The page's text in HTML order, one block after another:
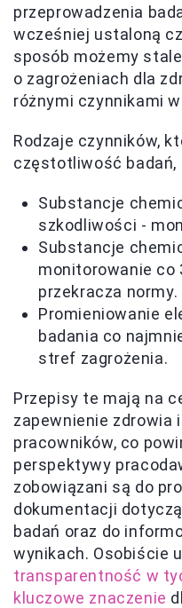
przeprowadzenia
wcześniej ustaloną
sposób możemy
o zagrożeniach dla
różnymi czynnikami
Rodzaje czynników,
częstotliwość badań,
Substancje
szkodliwości -
Substancje
monitorowanie co
przekracza normy.
Promieniowanie
badania co
stref zagrożenia.
Przepisy te mają na
zapewnienie zdrowia
pracowników, co
perspektywy
zobowiązani są do
dokumentacji
badań oraz do
wynikach. Osobiście
transparentność w
kluczowe znaczenie